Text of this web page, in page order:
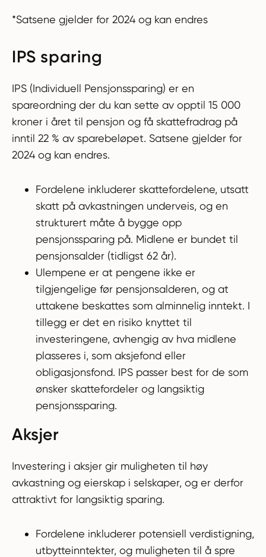
*Satsene gjelder for 2024 og kan endres
IPS sparing
IPS (Individuell Pensjonssparing) er en
spareordning der du kan sette av opptil 15 000
kroner i året til pensjon og få skattefradrag på
inntil 22 % av sparebeløpet. Satsene gjelder for
2024 og kan endres.
Fordelene inkluderer skattefordelene, utsatt
skatt på avkastningen underveis, og en
strukturert måte å bygge opp
pensjonssparing på. Midlene er bundet til
pensjonsalder (tidligst 62 år).
Ulempene er at pengene ikke er
tilgjengelige før pensjonsalderen, og at
uttakene beskattes som alminnelig inntekt. I
tillegg er det en risiko knyttet til
investeringene, avhengig av hva midlene
plasseres i, som aksjefond eller
obligasjonsfond. IPS passer best for de som
ønsker skattefordeler og langsiktig
pensjonssparing.
Aksjer
Investering i aksjer gir muligheten til høy
avkastning og eierskap i selskaper, og er derfor
attraktivt for langsiktig sparing.
Fordelene inkluderer potensiell verdistigning,
utbytteinntekter, og muligheten til å spre